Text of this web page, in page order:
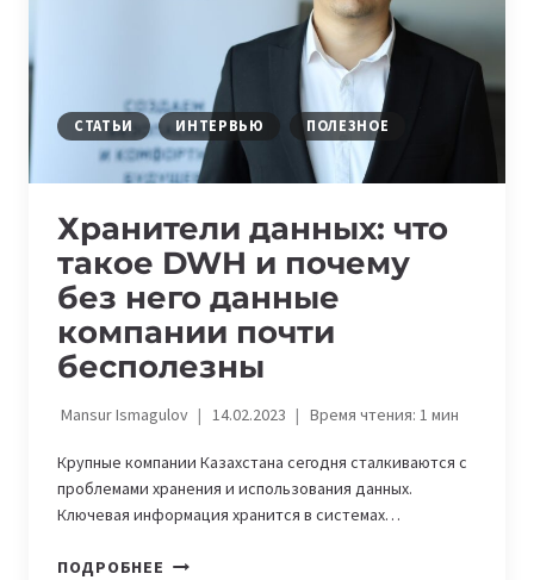
СТАТЬИ ИНТЕРВЬЮ ПОЛЕЗНОЕ
Хранители данных: что
такое DWH и почему
без него данные
компании почти
бесполезны
Mansur Ismagulov 14.02.2023 Время чтения: 1мин
Крупные компании Казахстана сегодня сталкиваются с
проблемами хранения и использования данных.
Ключевая информация хранится в системах…
ПОДРОБНЕЕ ХРАНИТЕЛИ